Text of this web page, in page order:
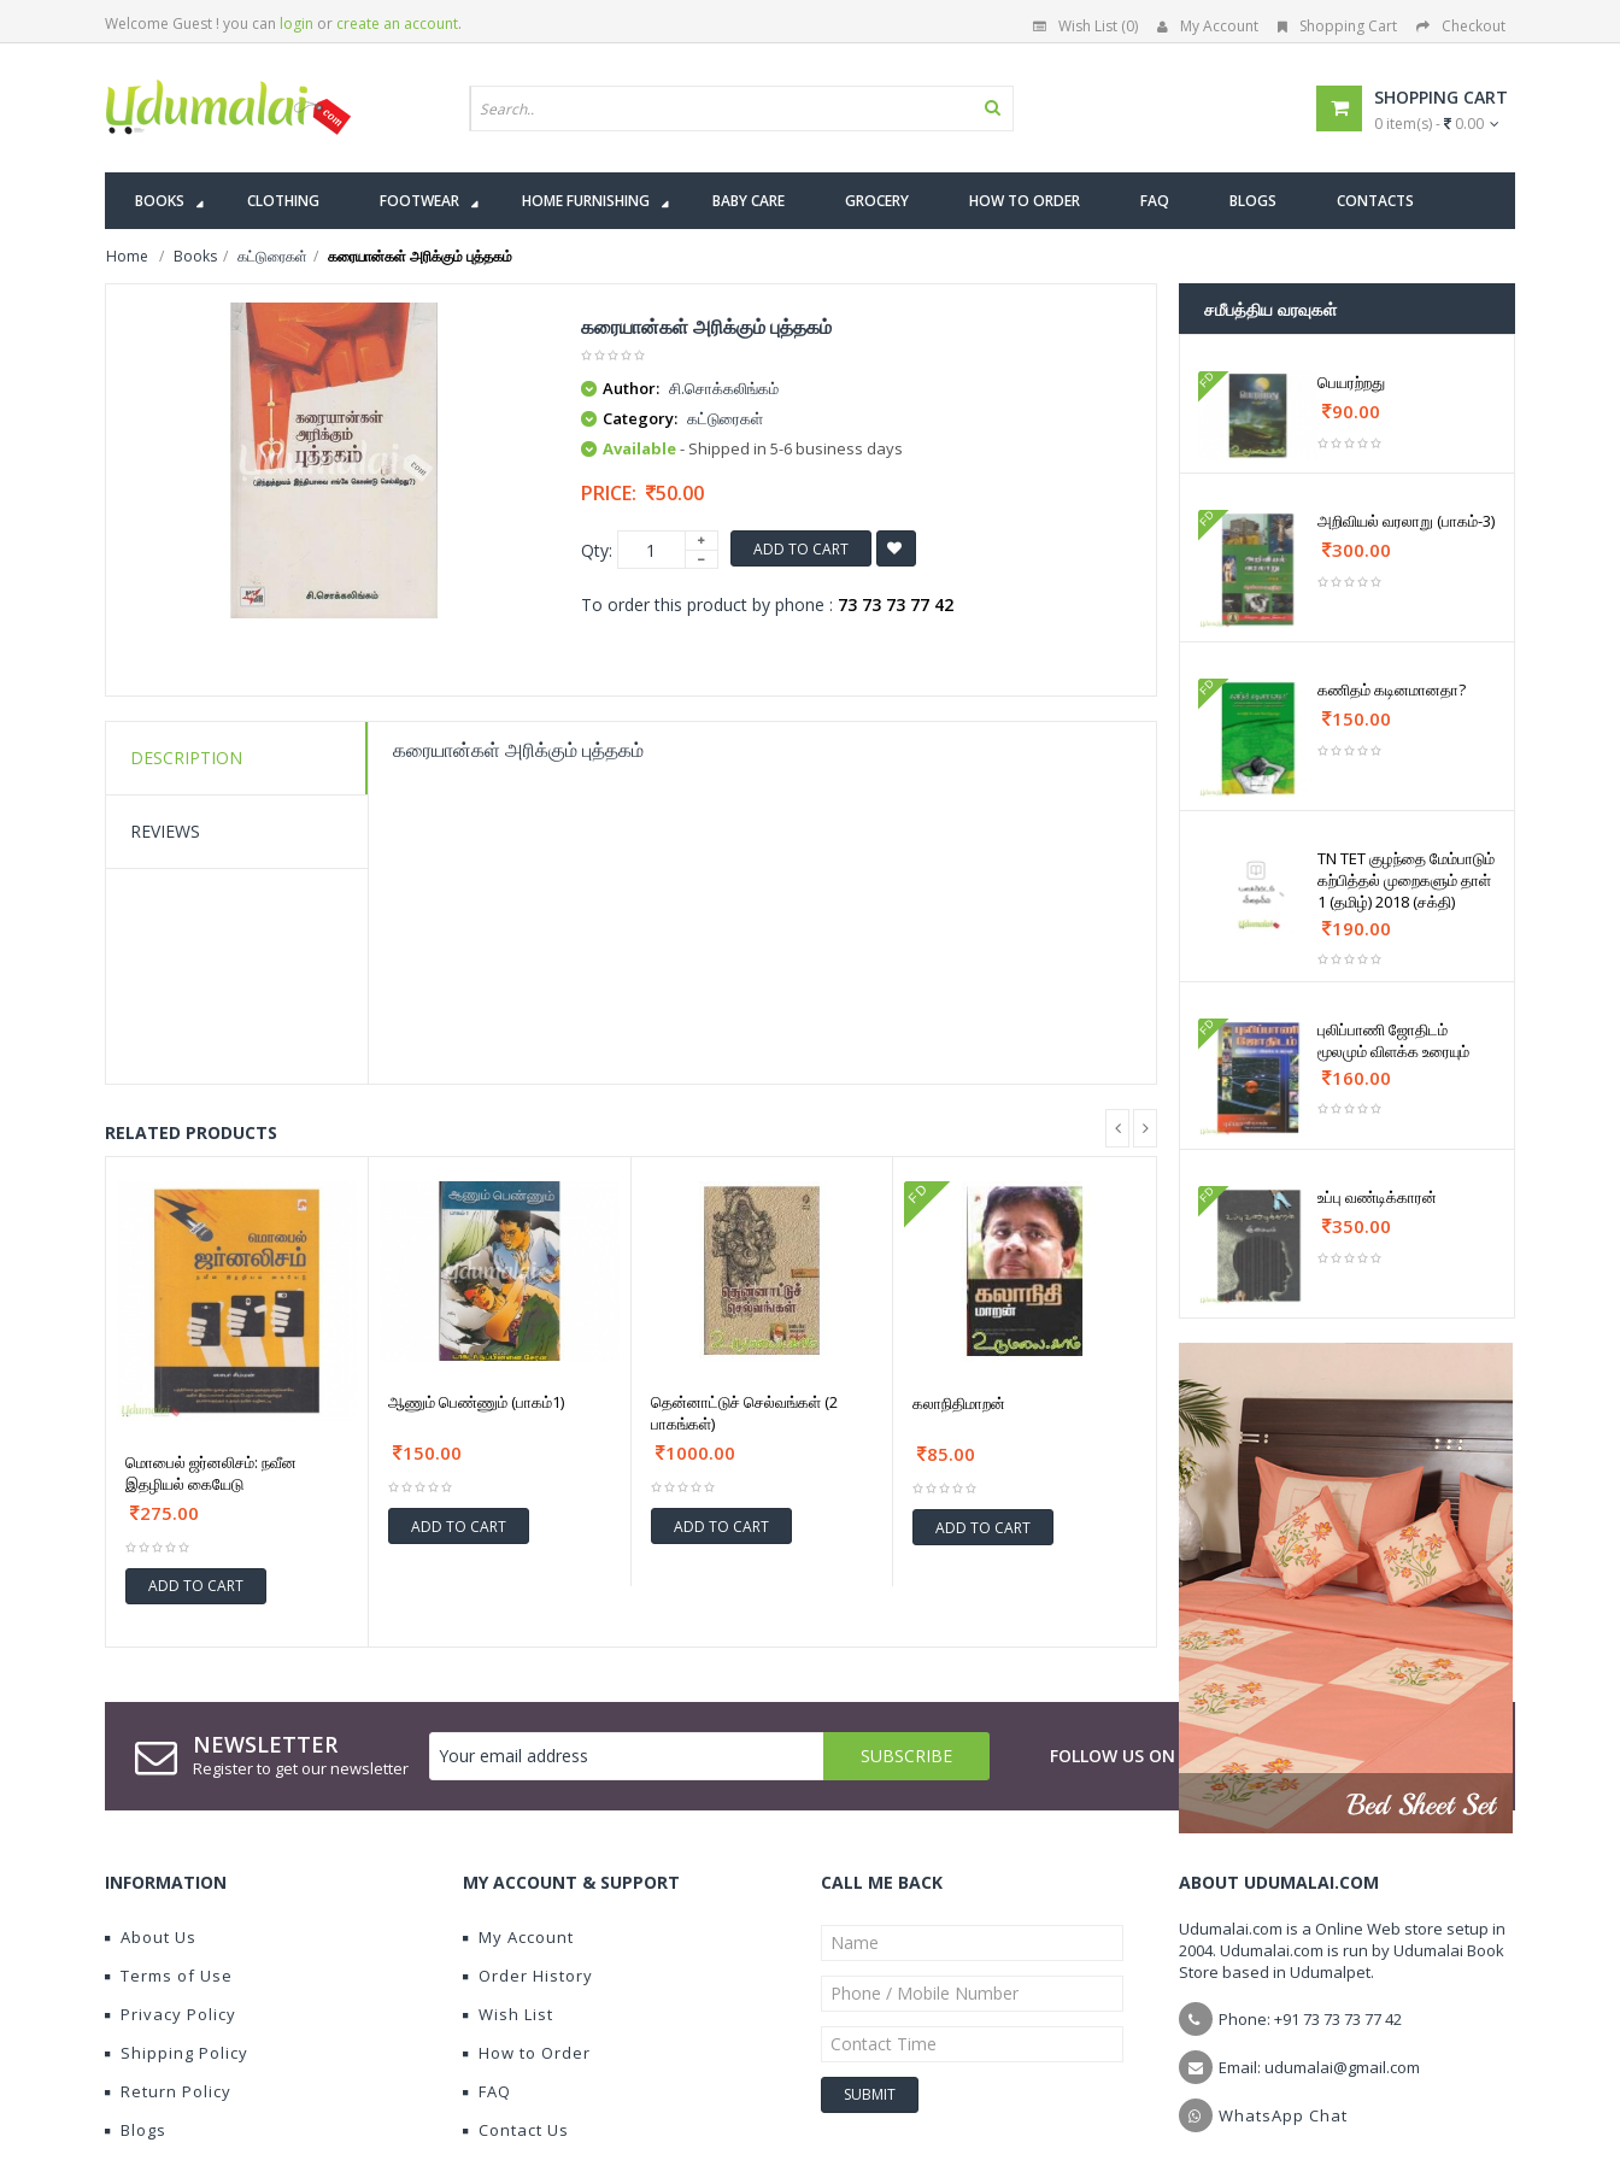
Welcome Guest ! you can login or create an account. Wish List (0) My Account Shopping Cart Checkout
SHOPPING CART
0 item(s) - 0.00
BOOKS CLOTHING FOOTWEAR HOME FURNISHING BABY CARE GROCERY HOW TO ORDER FAQ BLOGS CONTACTS
Home Books கட்டுரைகள் கரையான்கள் அரிக்கும் புத்தகம்
கரையான்கள் அரிக்கும் புத்தகம்
Author: சி.சொக்கலிங்கம்
Category: கட்டுரைகள்
Available- Shipped in 5-6 business days
PRICE: 50.00
Qty: ADD TO CART
To order this product by phone : 73 73 73 77 42
DESCRIPTION
REVIEWS
கரையான்கள் அரிக்கும் புத்தகம்
RELATED PRODUCTS
மொபைல் ஜர்னலிசம்: நவீன
இதழியல் கையேடு
275.00
ADD TO CART
ஆணும் பெண்ணும் (பாகம்1)
150.00
ADD TO CART
தென்னாட்டுச் செல்வங்கள் (2
பாகங்கள்)
1000.00
ADD TO CART
FD
கலாநிதிமாறன்
85.00
ADD TO CART
சமீபத்திய வரவுகள்
FD பெயரற்றது
90.00
FD அறிவியல் வரலாறு (பாகம்-3)
300.00
FD கணிதம் கடினமானதா?
150.00
TN TET குழந்தை மேம்பாடும்
கற்பித்தல் முறைகளும் தாள்
1 (தமிழ்) 2018 (சக்தி)
190.00
FD
புலிப்பாணி ஜோதிடம்
மூலமும் விளக்க உரையும்
160.00
FD உப்பு வண்டிக்காரன்
350.00
NEWSLETTER
Register to get our newsletter
FOLLOW US ON
INFORMATION
About Us
Terms of Use
Privacy Policy
Shipping Policy
Return Policy
Blogs
MY ACCOUNT & SUPPORT
My Account
Order History
Wish List
How to Order
FAQ
Contact Us
CALL ME BACK ABOUT UDUMALAI.COM
Udumalai.com is a Online Web store setup in
2004. Udumalai.com is run by Udumalai Book
Store based in Udumalpet.
Phone: +91 73 73 73 77 42
Email: udumalai@gmail.com
WhatsApp Chat